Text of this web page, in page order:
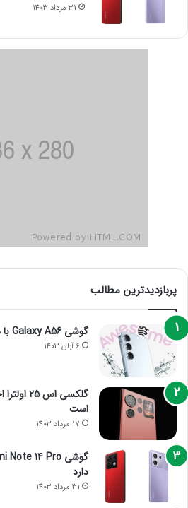
31 مرداد 1403
پربازدیدترین مطالب
گوشی Galaxy A56 با دوربین بهتر همراه است
6 آبان 1403
است
17 مرداد 1403
دارد
31 مرداد 1403